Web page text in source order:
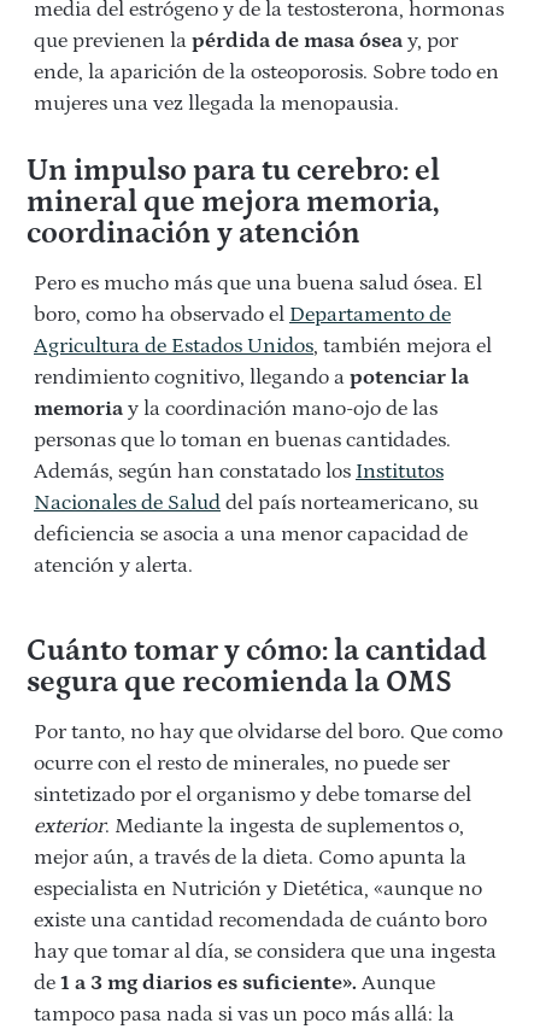
media del estrógeno y de la testosterona, hormonas
que previenen la pérdida de masa ósea y, por
ende, la aparición de la osteoporosis. Sobre todo en
mujeres una vez llegada la menopausia.
Un impulso para tu cerebro: el
mineral que mejora memoria,
coordinación y atención
Pero es mucho más que una buena salud ósea. El
boro, como ha observado el Departamento de
Agricultura de Estados Unidos, también mejora el
rendimiento cognitivo, llegando a potenciar la
memoria y la coordinación mano-ojo de las
personas que lo toman en buenas cantidades.
Además, según han constatado los Institutos
Nacionales de Salud del país norteamericano, su
deficiencia se asocia a una menor capacidad de
atención y alerta.
Cuánto tomar y cómo: la cantidad
segura que recomienda la OMS
Por tanto, no hay que olvidarse del boro. Que como
ocurre con el resto de minerales, no puede ser
sintetizado por el organismo y debe tomarse del
exterior. Mediante la ingesta de suplementos o,
mejor aún, a través de la dieta. Como apunta la
especialista en Nutrición y Dietética, «aunque no
existe una cantidad recomendada de cuánto boro
hay que tomar al día, se considera que una ingesta
de 1 a 3 mg diarios es suficiente». Aunque
tampoco pasa nada si vas un poco más allá: la